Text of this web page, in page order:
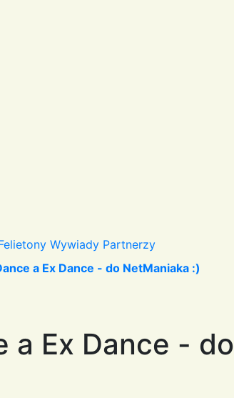
Wywiady Partnerzy
a Ex Dance - do NetManiaka :)
a Ex Dance - do